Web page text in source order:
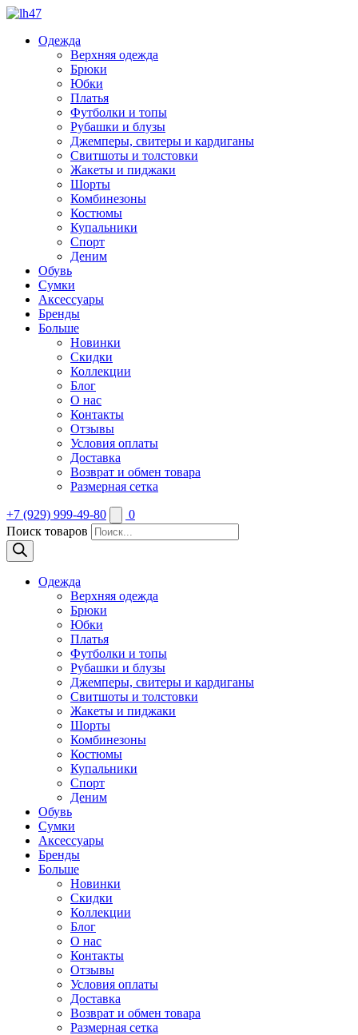
Одежда
Верхняя одежда
Брюки
Юбки
Платья
Футболки и топы
Рубашки и блузы
Джемперы, свитеры и кардиганы
Свитшоты и толстовки
Жакеты и пиджаки
Шорты
Комбинезоны
Костюмы
Купальники
Спорт
Деним
Обувь
Сумки
Аксессуары
Бренды
Больше
Новинки
Скидки
Коллекции
Блог
О нас
Контакты
Отзывы
Условия оплаты
Доставка
Возврат и обмен товара
Размерная сетка
+7 (929) 999-49-80
0
Поиск товаров
Одежда
Верхняя одежда
Брюки
Юбки
Платья
Футболки и топы
Рубашки и блузы
Джемперы, свитеры и кардиганы
Свитшоты и толстовки
Жакеты и пиджаки
Шорты
Комбинезоны
Костюмы
Купальники
Спорт
Деним
Обувь
Сумки
Аксессуары
Бренды
Больше
Новинки
Скидки
Коллекции
Блог
О нас
Контакты
Отзывы
Условия оплаты
Доставка
Возврат и обмен товара
Размерная сетка